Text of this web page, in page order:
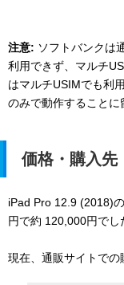
注意: ソフトバンクは
利用できず、マルチ
はマルチUSIMでも利
のみで動作することに
価格・購入先
iPad Pro 12.9 (2018)
円で約 120,000円でし
現在、通販サイトでの